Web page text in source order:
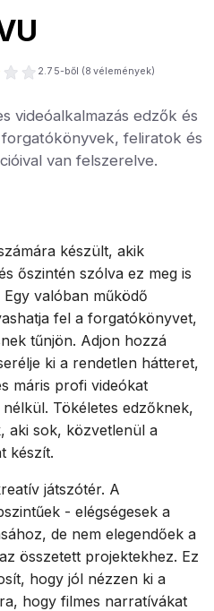
2.7 5-ből (8 vélemények)
videóalkalmazás edzők és
feliratok és
van felszerelve.
készült, akik
őszintén szólva ez meg is
valóban működő
fel a forgatókönyvet,
tűnjön. Adjon hozzá
ki a rendetlen hátteret,
máris profi videókat
Tökéletes edzőknek,
aki sok, közvetlenül a
készít.
játszótér. A
- elégségesek a
de nem elegendőek a
összetett projektekhez. Ez
hogy jól nézzen ki a
hogy filmes narratívákat